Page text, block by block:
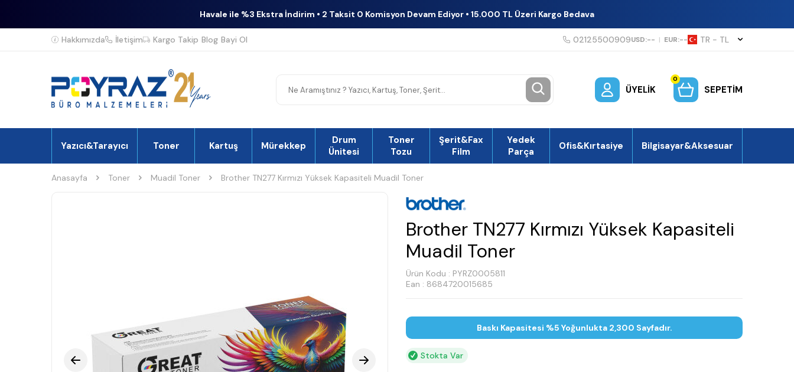
Havale ile %3 Ekstra İndirim • 2 Taksit 0 Komisyon Devam Ediyor • 15.000 TL Üzeri Kargo Bedava
Hakkımızda İletişim Kargo Takip Blog Bayi Ol 02125500909USD:-- | EUR:-- TR − TL
ÜYELIK
0
SEPETIM
Yazıcı&Tarayıcı Toner Kartuş Mürekkep
Drum
Ünitesi
Toner
Tozu
Şerit&Fax
Film
Yedek
Parça
Ofis&Kırtasiye Bilgisayar&Aksesuar
Anasayfa Toner Muadil Toner Brother TN277 Kırmızı Yüksek Kapasiteli Muadil Toner
Brother TN277 Kırmızı Yüksek Kapasiteli
Muadil Toner
Ürün Kodu : PYRZ0005811
Ean : 8684720015685
Baskı Kapasitesi %5 Yoğunlukta 2,300 Sayfadır.
Stokta Var